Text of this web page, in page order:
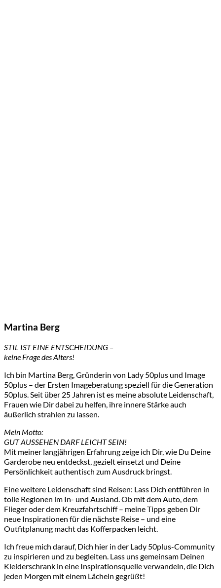
Martina Berg
STIL IST EINE ENTSCHEIDUNG –
keine Frage des Alters!
Ich bin Martina Berg, Gründerin von Lady 50plus und Image
50plus – der Ersten Imageberatung speziell für die Generation
50plus. Seit über 25 Jahren ist es meine absolute Leidenschaft,
Frauen wie Dir dabei zu helfen, ihre innere Stärke auch
äußerlich strahlen zu lassen.
Mein Motto:
GUT AUSSEHEN DARF LEICHT SEIN!
Mit meiner langjährigen Erfahrung zeige ich Dir, wie Du Deine
Garderobe neu entdeckst, gezielt einsetzt und Deine
Persönlichkeit authentisch zum Ausdruck bringst.
Eine weitere Leidenschaft sind Reisen: Lass Dich entführen in
tolle Regionen im In- und Ausland. Ob mit dem Auto, dem
Flieger oder dem Kreuzfahrtschiff – meine Tipps geben Dir
neue Inspirationen für die nächste Reise – und eine
Outfitplanung macht das Kofferpacken leicht.
Ich freue mich darauf, Dich hier in der Lady 50plus-Community
zu inspirieren und zu begleiten. Lass uns gemeinsam Deinen
Kleiderschrank in eine Inspirationsquelle verwandeln, die Dich
jeden Morgen mit einem Lächeln gegrüßt!